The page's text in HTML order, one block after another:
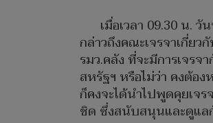
เมื่อเวลา 09.30 น.
กล่าวถึงคณะเจรจาเกี่ย
รมว.คลัง ที่จะมีการเจร
สหรัฐฯ หรือไม่ว่า คงต้อ
ก็คงจะได้นำไปพูดคุยเจ
ชิด ซึ่งสนับสนุนและดูแล